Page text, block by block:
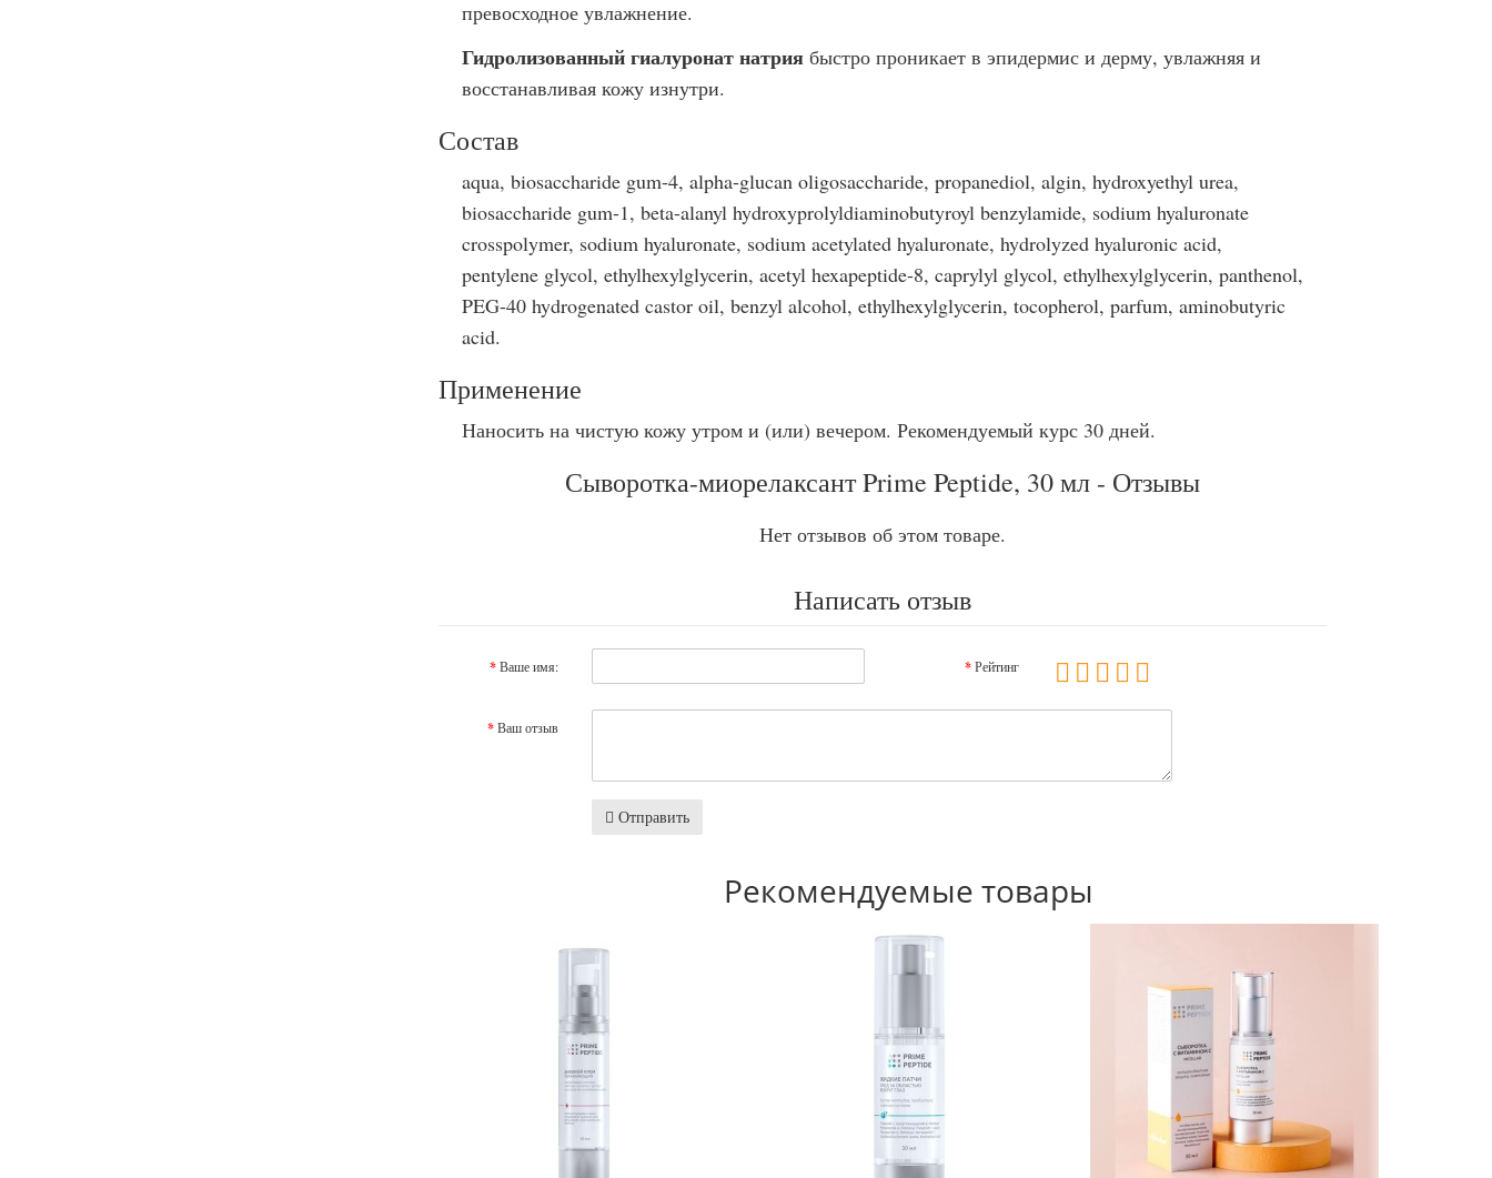
превосходное увлажнение.
Гидролизованный гиалуронат натриябыстро проникает в эпидермис и дерму, увлажняя и
восстанавливая кожу изнутри.
Состав
aqua, biosaccharide gum-4, alpha-glucan oligosaccharide, propanediol, algin, hydroxyethyl urea,
biosaccharide gum-1, beta-alanyl hydroxyprolyldiaminobutyroyl benzylamide, sodium hyaluronate
crosspolymer, sodium hyaluronate, sodium acetylated hyaluronate, hydrolyzed hyaluronic acid,
pentylene glycol, ethylhexylglycerin, acetyl hexapeptide-8, caprylyl glycol, ethylhexylglycerin, panthenol,
PEG-40 hydrogenated castor oil, benzyl alcohol, ethylhexylglycerin, tocopherol, parfum, aminobutyric
acid.
Применение
Наносить на чистую кожу утром и (или) вечером. Рекомендуемый курс 30 дней.
Сыворотка-миорелаксант Prime Peptide, 30 мл - Отзывы
Нет отзывов об этом товаре.
Написать отзыв
Ваше имя: Рейтинг
Ваш отзыв
Отправить
Рекомендуемые товары